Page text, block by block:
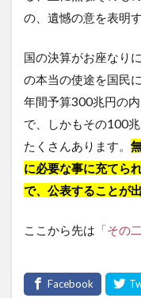
の、遺憾の意を表明
国の決算がお座なり
の本当の使途を国民
年間予算300兆円の
で、しかもその100
たくさんあります。
に必要な事に充てら
で、公表することが
ここから先は 「その二